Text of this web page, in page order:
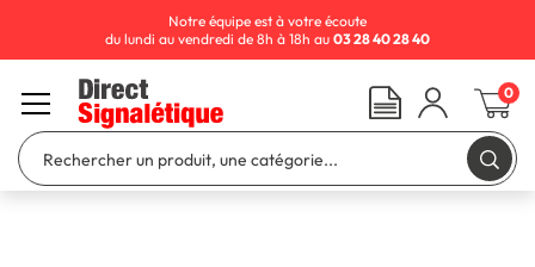
Notre équipe est à votre écoute
du lundi au vendredi de 8h à 18h au 03 28 40 28 40
0